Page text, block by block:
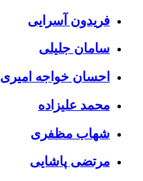
فریدون آسرایی
سامان جلیلی
احسان خواجه امیری
محمد علیزاده
شهاب مظفری
مرتضی پاشایی